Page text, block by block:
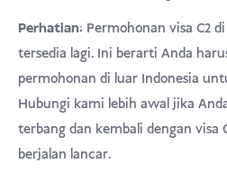
Perhatian: Permohonan visa C2
tersedia lagi. Ini berarti Anda
permohonan di luar Indonesia
Hubungi kami lebih awal jika
terbang dan kembali dengan visa
berjalan lancar.